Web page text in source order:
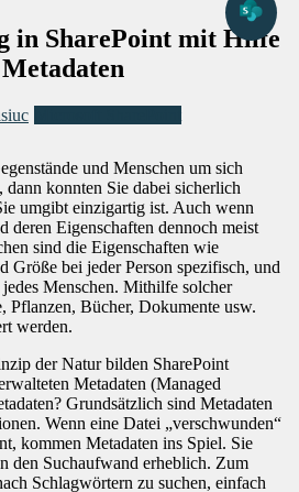
in SharePoint mit Hilfe
und Menschen um sich
dann konnten Sie dabei sicherlich
umgibt einzigartig ist. Auch wenn
deren Eigenschaften dennoch meist
sind die Eigenschaften wie
Größe bei jeder Person spezifisch, und
Menschen. Mithilfe solcher
Pflanzen, Bücher, Dokumente usw.
werden.
der Natur bilden SharePoint
Metadaten (Managed
Grundsätzlich sind Metadaten
Wenn eine Datei „verschwunden“
kommen Metadaten ins Spiel. Sie
den Suchaufwand erheblich. Zum
Schlagwörtern zu suchen, einfach